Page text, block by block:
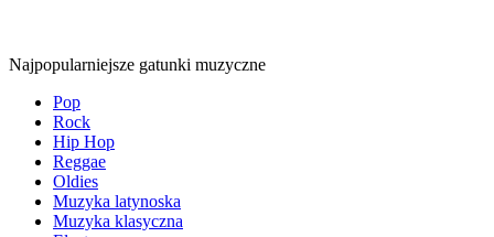
Najpopularniejsze gatunki muzyczne
Pop
Rock
Hip Hop
Reggae
Oldies
Muzyka latynoska
Muzyka klasyczna